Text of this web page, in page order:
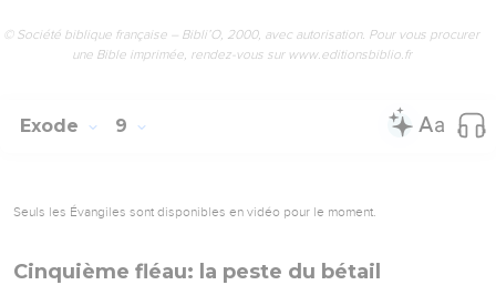
© Société biblique française – Bibli’O, 2000, avec autorisation. Pour vous procurer
une Bible imprimée, rendez-vous sur www.editionsbiblio.fr
Exode 9
Seuls les Évangiles sont disponibles en vidéo pour le moment.
Cinquième fléau: la peste du bétail